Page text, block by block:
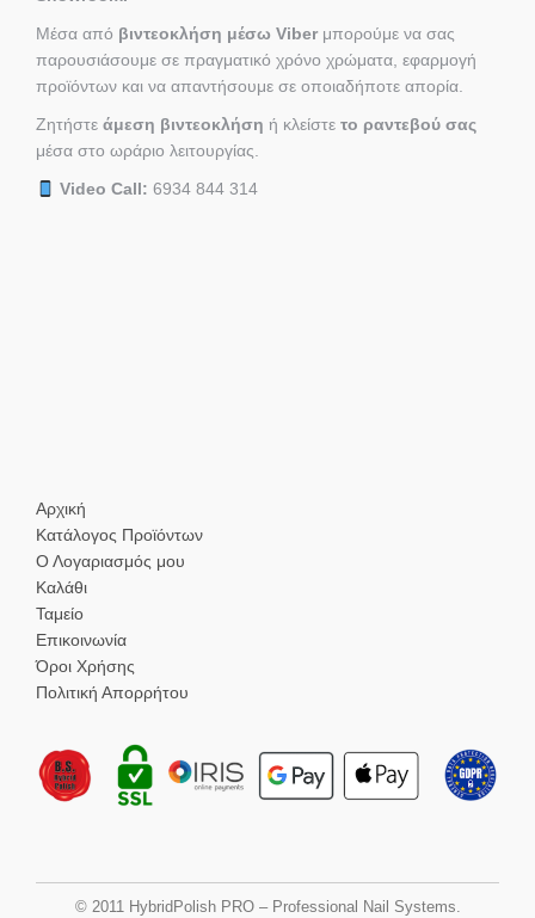
Μέσα από βιντεοκλήση μέσω Viber μπορούμε να σας
παρουσιάσουμε σε πραγματικό χρόνο χρώματα, εφαρμογή
προϊόντων και να απαντήσουμε σε οποιαδήποτε απορία.
Ζητήστε άμεση βιντεοκλήση ή κλείστε το ραντεβού σας
μέσα στο ωράριο λειτουργίας.
Video Call: 6934 844 314
Αρχική
Κατάλογος Προϊόντων
Ο Λογαριασμός μου
Καλάθι
Ταμείο
Επικοινωνία
Όροι Χρήσης
Πολιτική Απορρήτου
© 2011 HybridPolish PRO – Professional Nail Systems.